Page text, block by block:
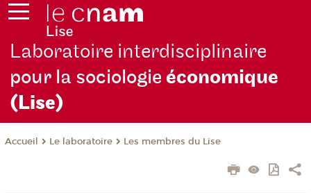
Laboratoire interdisciplinaire
pour la sociologieéconomique
(Lise)
Accueil Le laboratoire Les membres du Lise